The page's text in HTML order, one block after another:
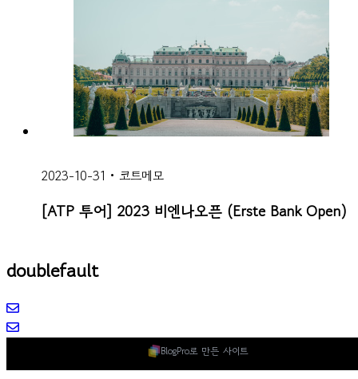
2023-10-31 • 코트메모
[ATP 투어] 2023 비엔나오픈 (Erste Bank Open)
doublefault
BlogPro로 만든 사이트